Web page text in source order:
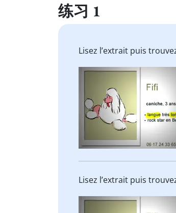
练习 1
Lisez l’extrait puis
Lisez l’extrait puis